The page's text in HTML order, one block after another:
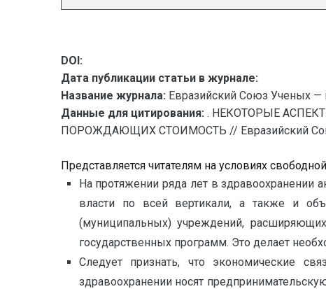
DOI:
Дата публикации статьи в журнале:
Название журнала: Евразийский Союз Ученых —
Данные для цитирования: . НЕКОТОРЫЕ
ПОРОЖДАЮЩИХ СТОИМОСТЬ // Евразийский Союз
Представляется читателям на условиях
На протяжении ряда лет в здравоохранении
власти по всей вертикали, а также и
(муниципальных) учреждений,
государственных программ. Это делает
Следует признать, что экономические
здравоохранении носят